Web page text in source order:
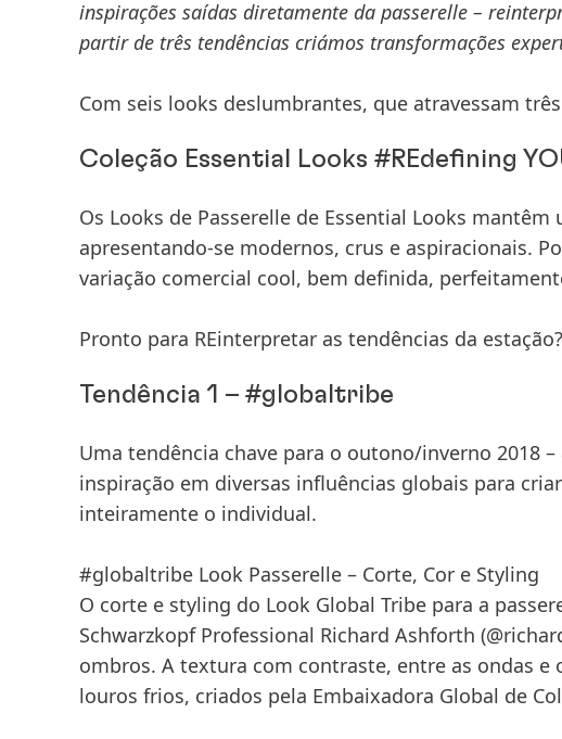
inspirações saídas diretamente da passerelle –
partir de três tendências criámos transformações
Com seis looks deslumbrantes, que atravessam
Coleção Essential Looks #REdefining
Os Looks de Passerelle de Essential Looks mantêm
apresentando-se modernos, crus e aspiracionais.
variação comercial cool, bem definida,
Pronto para REinterpretar as tendências da estação?
Tendência 1 – #globaltribe
Uma tendência chave para o outono/inverno 2018
inspiração em diversas influências globais para
inteiramente o individual.
#globaltribe Look Passerelle – Corte, Cor e Styling
O corte e styling do Look Global Tribe para a
Schwarzkopf Professional Richard Ashforth
ombros. A textura com contraste, entre as ondas
louros frios, criados pela Embaixadora Global de